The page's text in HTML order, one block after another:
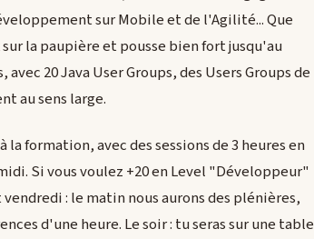
sur Mobile et de l'Agilité... Que
la paupière et pousse bien fort jusqu'au
20 Java User Groups, des Users Groups de
au sens large.
la formation, avec des sessions de 3 heures en
Si vous voulez +20 en Level "Développeur"
: le matin nous aurons des plénières,
d'une heure. Le soir : tu seras sur une table